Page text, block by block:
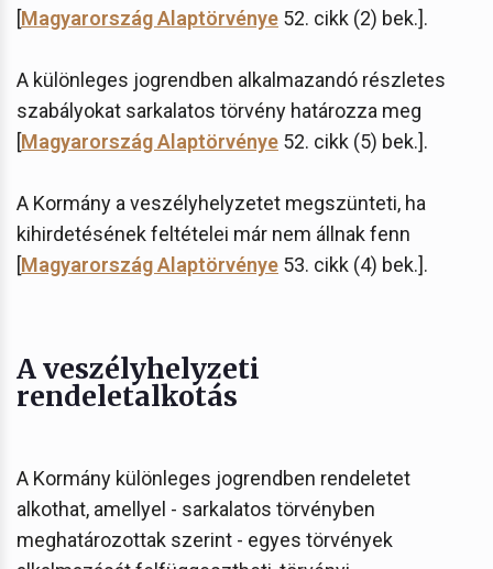
[Magyarország Alaptörvénye 52. cikk (2) bek.].
A különleges jogrendben alkalmazandó részletes
szabályokat sarkalatos törvény határozza meg
[Magyarország Alaptörvénye 52. cikk (5) bek.].
A Kormány a veszélyhelyzetet megszünteti, ha
kihirdetésének feltételei már nem állnak fenn
[Magyarország Alaptörvénye 53. cikk (4) bek.].
A veszélyhelyzeti
rendeletalkotás
A Kormány különleges jogrendben rendeletet
alkothat, amellyel - sarkalatos törvényben
meghatározottak szerint - egyes törvények